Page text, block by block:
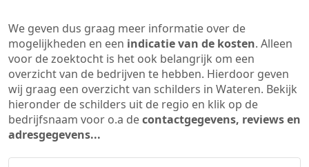
We geven dus graag meer informatie over de
mogelijkheden en een indicatie van de kosten. Alleen
voor de zoektocht is het ook belangrijk om een
overzicht van de bedrijven te hebben. Hierdoor geven
wij graag een overzicht van schilders in Wateren. Bekijk
hieronder de schilders uit de regio en klik op de
bedrijfsnaam voor o.a decontactgegevens, reviews en
adresgegevens...